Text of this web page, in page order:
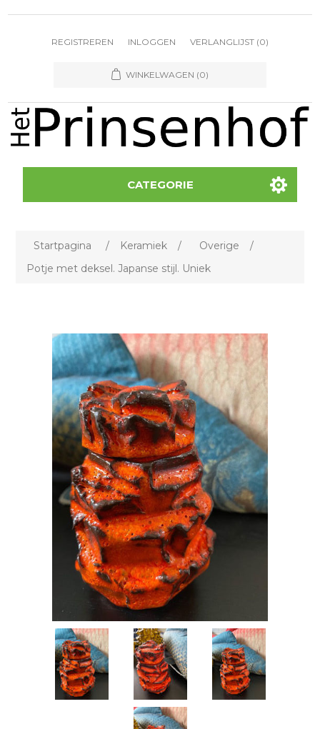
REGISTREREN INLOGGEN VERLANGLIJST (0)
WINKELWAGEN (0)
CATEGORIE
Startpagina / Keramiek / Overige
/
Potje met deksel. Japanse stijl. Uniek